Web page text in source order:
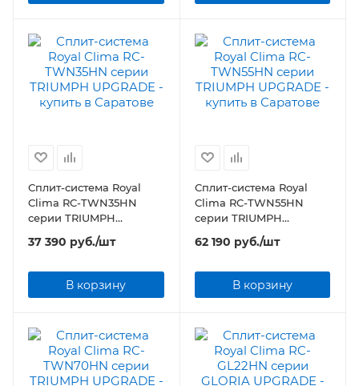
Сплит-система Royal
Clima RC-TWN35HN
серии TRIUMPH
37 390 руб./шт
В корзину
Сплит-система Royal
Clima RC-TWN55HN
серии TRIUMPH
62 190 руб./шт
В корзину